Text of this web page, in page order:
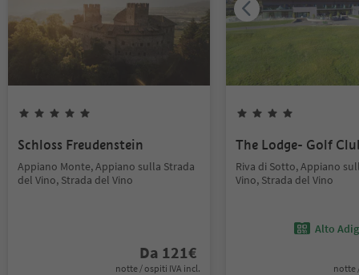
Schloss Freudenstein
Appiano Monte, Appiano sulla Strada
del Vino, Strada del Vino
Da 121€
notte / ospiti IVA incl.
The Lodge- Golf
Riva di Sotto, Appiano
Vino, Strada del Vino
Alto
notte